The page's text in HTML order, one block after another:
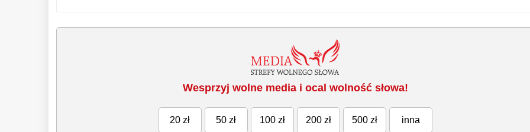
Wesprzyj wolne media i ocal wolność słowa!
20 zł 50 zł 100 zł 200 zł 500 zł inna